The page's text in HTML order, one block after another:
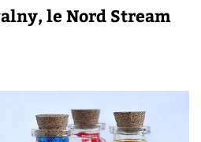
le Nord Stream